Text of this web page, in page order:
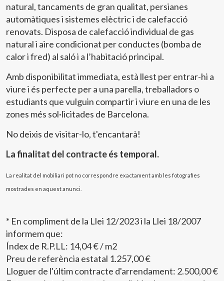
natural, tancaments de gran qualitat, persianes
automàtiques i sistemes elèctric i de calefacció
renovats. Disposa de calefacció individual de gas
natural i aire condicionat per conductes (bomba de
calor i fred) al saló i a l’habitació principal.
Amb disponibilitat immediata, està llest per entrar-hi a
viure i és perfecte per a una parella, treballadors o
estudiants que vulguin compartir i viure en una de les
zones més sol·licitades de Barcelona.
No deixis de visitar-lo, t'encantarà!
La finalitat del contracte és temporal.
La realitat del mobiliari pot no correspondre exactament amb les fotografies
mostrades en aquest anunci.
* En compliment de la Llei 12/2023 i la Llei 18/2007
informem que:
Índex de R.P.LL: 14,04 € / m2
Preu de referència estatal 1.257,00 €
Lloguer de l'últim contracte d'arrendament: 2.500,00 €
Modificar cookies
Tècniques i funcionals
Si continua navegant, suposa l'acceptació de la instal·lació
de les mateixes. L'usuari té la possibilitat de configurar el
navegador podent, si així ho desitja, impedir que siguin
instal·lades al disc dur, encara que haurà de tenir en
compte que aquesta acció podrà ocasionar dificultats de
navegació de la pàgina web.